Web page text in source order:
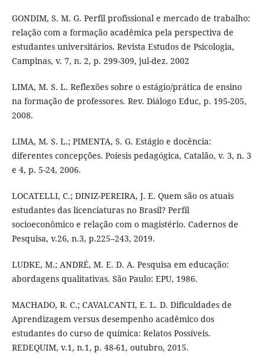
GONDIM, S. M. G. Perfil profissional e mercado de trabalho:
relação com a formação acadêmica pela perspectiva de
estudantes universitários. Revista Estudos de Psicologia,
Campinas, v. 7, n. 2, p. 299-309, jul-dez. 2002
LIMA, M. S. L. Reflexões sobre o estágio/prática de ensino
na formação de professores. Rev. Diálogo Educ, p. 195-205,
2008.
LIMA, M. S. L.; PIMENTA, S. G. Estágio e docência:
diferentes concepções. Poíesis pedagógica, Catalão, v. 3, n. 3
e 4, p. 5-24, 2006.
LOCATELLI, C.; DINIZ-PEREIRA, J. E. Quem são os atuais
estudantes das licenciaturas no Brasil? Perfil
socioeconômico e relação com o magistério. Cadernos de
Pesquisa, v.26, n.3, p.225–243, 2019.
LUDKE, M.; ANDRÉ, M. E. D. A. Pesquisa em educação:
abordagens qualitativas. São Paulo: EPU, 1986.
MACHADO, R. C.; CAVALCANTI, E. L. D. Dificuldades de
Aprendizagem versus desempenho acadêmico dos
estudantes do curso de química: Relatos Possíveis.
REDEQUIM, v.1, n.1, p. 48-61, outubro, 2015.